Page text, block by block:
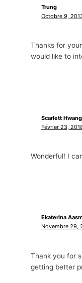
Trung
Octobre 9,
Thanks for
would like to
Scarlett Hwang
Février 23,
Wonderful! I
Ekaterina
Novembre 29,
Thank you for
getting better